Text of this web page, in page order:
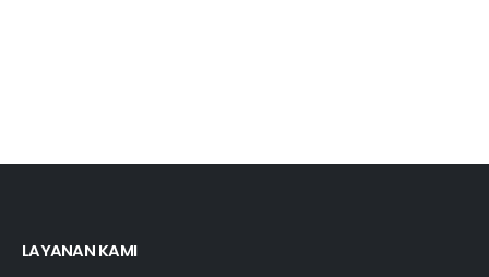
LAYANAN KAMI